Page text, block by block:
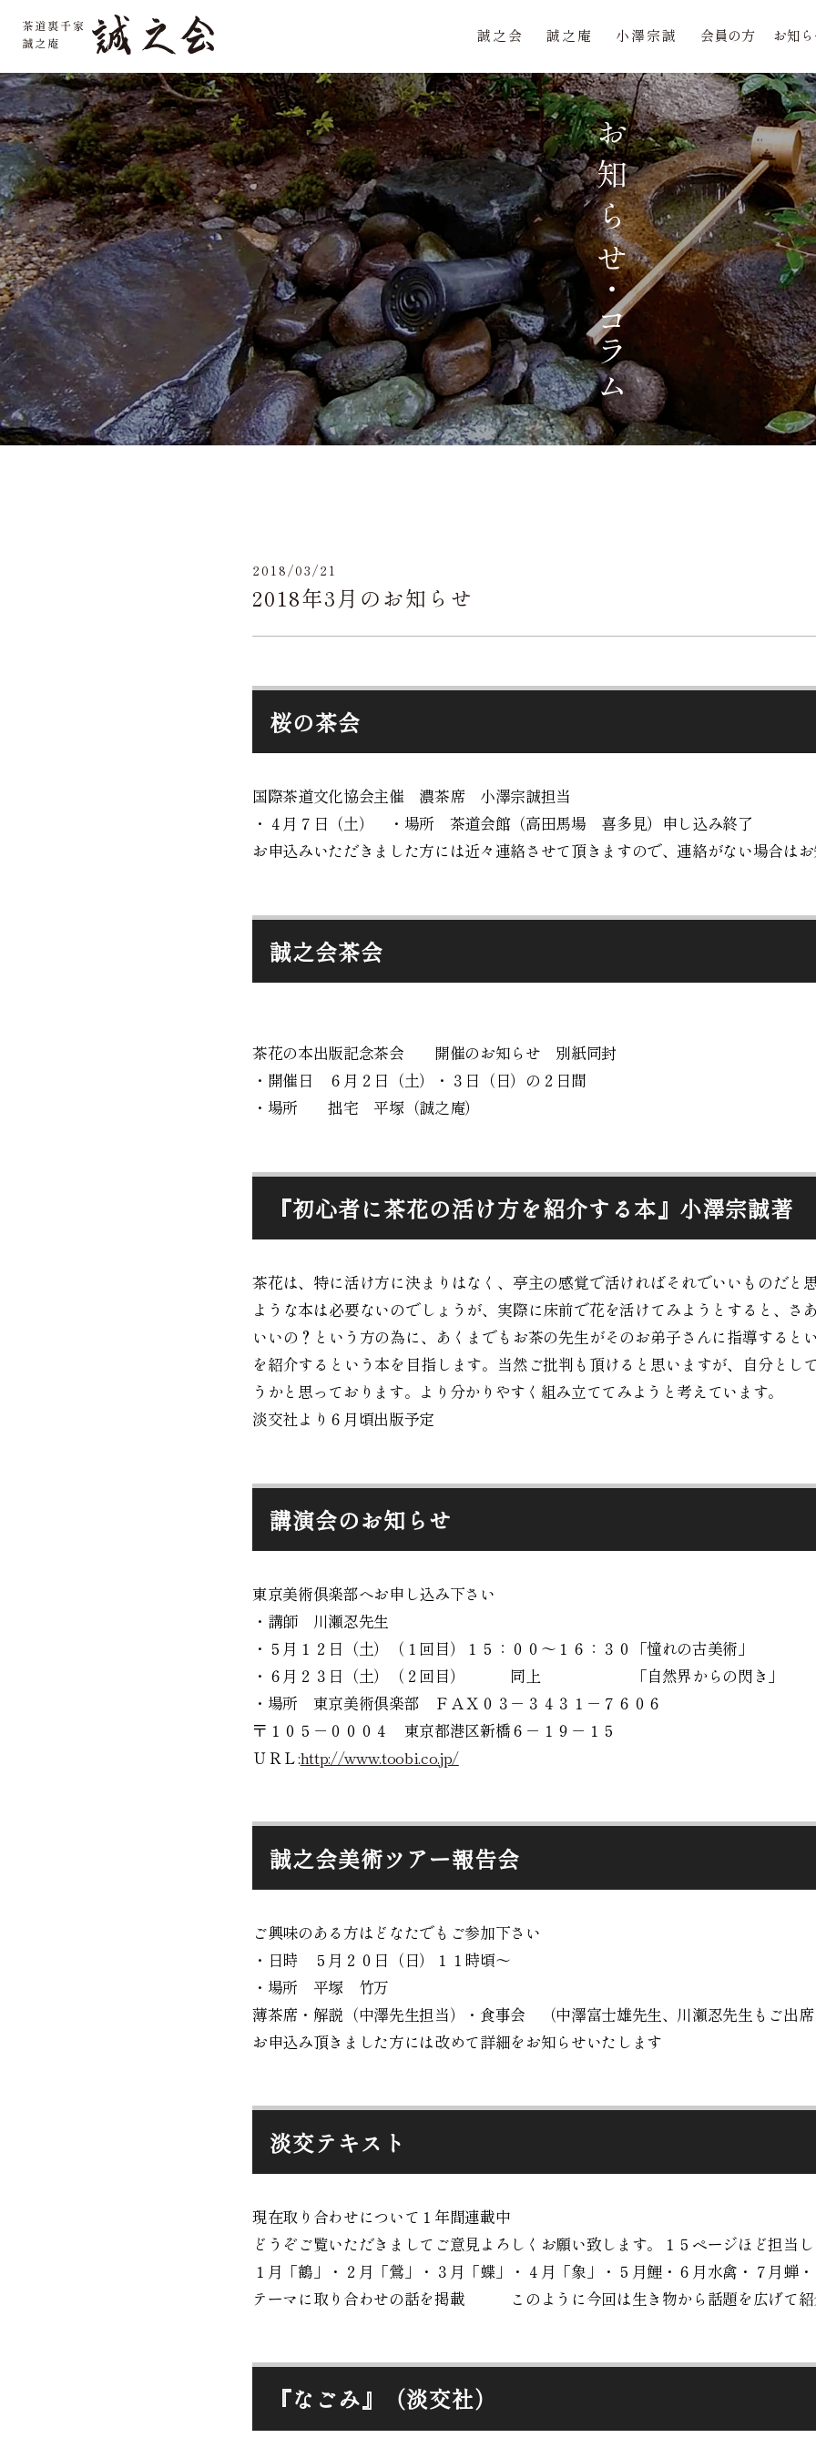
誠之会 誠之庵 小澤宗誠 会員の方 お知
誠之会 誠之庵 小澤宗誠 会員の方 お知
2018/03/21
2018年3月のお知らせ
桜の茶会
国際茶道文化協会主催 濃茶席 小澤宗誠担当
・４月７日（土） ・場所 茶道会館（高田馬場 喜多見）申し込み終了
お申込みいただきました方には近々連絡させて頂きますので、連絡がない場合はお
誠之会茶会
茶花の本出版記念茶会 開催のお知らせ 別紙同封
・開催日 ６月２日（土）・３日（日）の２日間
・場所 拙宅 平塚（誠之庵）
『初心者に茶花の活け方を紹介する本』小澤宗誠著
茶花は、特に活け方に決まりはなく、亭主の感覚で活ければそれでいいものだと
ような本は必要ないのでしょうが、実際に床前で花を活けてみようとすると、さ
いいの？という方の為に、あくまでもお茶の先生がそのお弟子さんに指導すると
を紹介するという本を目指します。当然ご批判も頂けると思いますが、自分とし
うかと思っております。より分かりやすく組み立ててみようと考えています。
淡交社より６月頃出版予定
講演会のお知らせ
東京美術倶楽部へお申し込み下さい
・講師 川瀬忍先生
・５月１２日（土）（１回目）１５：００～１６：３０「憧れの古美術」
・６月２３日（土）（２回目） 同上 「自然界からの閃き」
・場所 東京美術倶楽部 ＦＡＸ０３－３４３１－７６０６
〒１０５－０００４ 東京都港区新橋６－１９－１５
ＵＲＬ:http://www.toobi.co.jp/
誠之会美術ツアー報告会
ご興味のある方はどなたでもご参加下さい
・日時 ５月２０日（日）１１時頃～
・場所 平塚 竹万
薄茶席・解説（中澤先生担当）・食事会 （中澤富士雄先生、川瀬忍先生もご出席
お申込み頂きました方には改めて詳細をお知らせいたします
淡交テキスト
現在取り合わせについて１年間連載中
どうぞご覧いただきましてご意見よろしくお願い致します。１５ページほど担当し
１月「鶴」・２月「鶯」・３月「蝶」・４月「象」・５月鯉・６月水禽・７月蝉
テーマに取り合わせの話を掲載 このように今回は生き物から話題を広げて紹
『なごみ』（淡交社）